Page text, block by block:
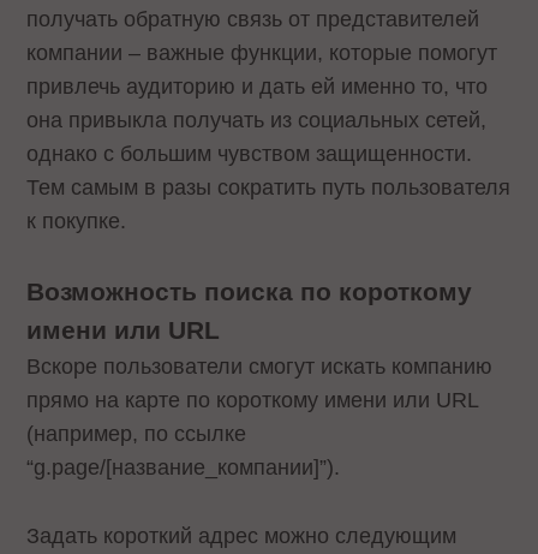
получать обратную связь от представителей
компании – важные функции, которые помогут
привлечь аудиторию и дать ей именно то, что
она привыкла получать из социальных сетей,
однако с большим чувством защищенности.
Тем самым в разы сократить путь пользователя
к покупке.
Возможность поиска по короткому
имени или URL
Вскоре пользователи смогут искать компанию
прямо на карте по короткому имени или URL
(например, по ссылке
“g.page/[название_компании]”).
Задать короткий адрес можно следующим